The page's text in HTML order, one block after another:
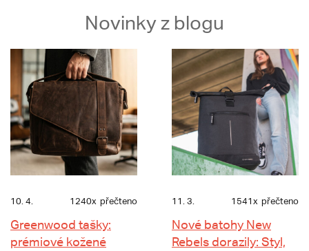
Novinky z blogu
10. 4. 1240x přečteno
Greenwood tašky:
prémiové kožené
11. 3. 1541x přečteno
Nové batohy New
Rebels dorazily: Styl,